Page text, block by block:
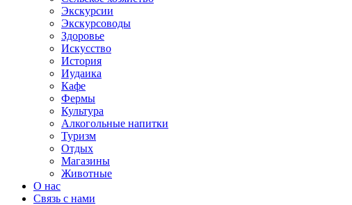
Экскурсии
Экскурсоводы
Здоровье
Искусство
История
Иудаика
Кафе
Фермы
Культура
Алкогольные напитки
Туризм
Отдых
Магазины
Животные
О нас
Связь с нами